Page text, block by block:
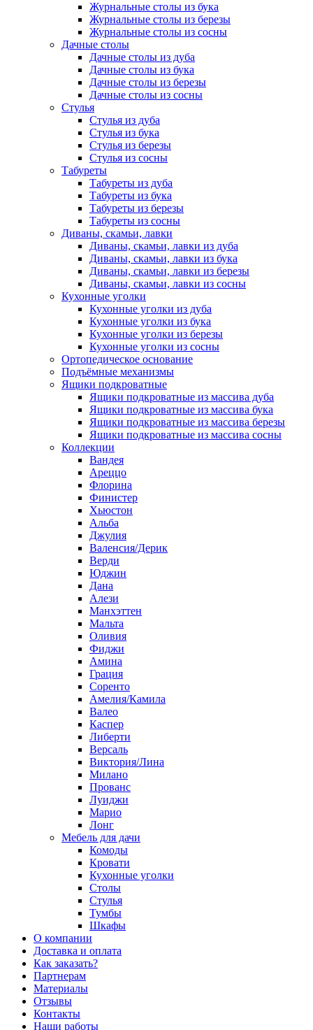
Журнальные столы из бука
Журнальные столы из березы
Журнальные столы из сосны
Дачные столы
Дачные столы из дуба
Дачные столы из бука
Дачные столы из березы
Дачные столы из сосны
Стулья
Стулья из дуба
Стулья из бука
Стулья из березы
Стулья из сосны
Табуреты
Табуреты из дуба
Табуреты из бука
Табуреты из березы
Табуреты из сосны
Диваны, скамьи, лавки
Диваны, скамьи, лавки из дуба
Диваны, скамьи, лавки из бука
Диваны, скамьи, лавки из березы
Диваны, скамьи, лавки из сосны
Кухонные уголки
Кухонные уголки из дуба
Кухонные уголки из бука
Кухонные уголки из березы
Кухонные уголки из сосны
Ортопедическое основание
Подъёмные механизмы
Ящики подкроватные
Ящики подкроватные из массива дуба
Ящики подкроватные из массива бука
Ящики подкроватные из массива березы
Ящики подкроватные из массива сосны
Коллекции
Вандея
Ареццо
Флорина
Финистер
Хьюстон
Альба
Джулия
Валенсия/Дерик
Верди
Юджин
Дана
Алези
Манхэттен
Мальта
Оливия
Фиджи
Амина
Грация
Соренто
Амелия/Камила
Валео
Каспер
Либерти
Версаль
Виктория/Лина
Милано
Прованс
Луиджи
Марио
Лонг
Мебель для дачи
Комоды
Кровати
Кухонные уголки
Столы
Стулья
Тумбы
Шкафы
О компании
Доставка и оплата
Как заказать?
Партнерам
Материалы
Отзывы
Контакты
Наши работы